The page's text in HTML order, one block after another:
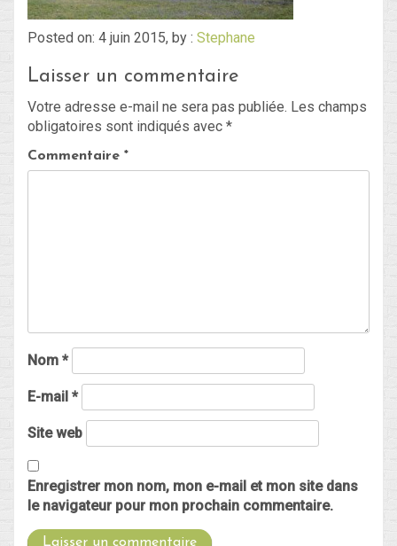
Posted on: 4 juin 2015, by : Stephane
Laisser un commentaire
Votre adresse e-mail ne sera pas publiée. Les champs
obligatoires sont indiqués avec *
Commentaire *
Nom *
E-mail *
Site web
Enregistrer mon nom, mon e-mail et mon site dans
le navigateur pour mon prochain commentaire.